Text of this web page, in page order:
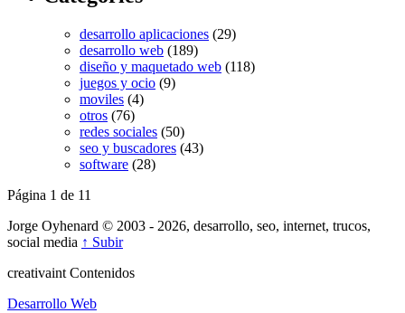
desarrollo aplicaciones (29)
desarrollo web (189)
diseño y maquetado web (118)
juegos y ocio (9)
moviles (4)
otros (76)
redes sociales (50)
seo y buscadores (43)
software (28)
Página 1 de 11
Jorge Oyhenard © 2003 - 2026, desarrollo, seo, internet, trucos,
social media ↑ Subir
creativaint Contenidos
Desarrollo Web